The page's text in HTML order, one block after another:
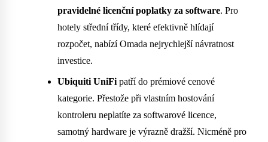
pravidelné licenční poplatky za software. Pro
hotely střední třídy, které efektivně hlídají
rozpočet, nabízí Omada nejrychlejší návratnost
investice.
Ubiquiti UniFi patří do prémiové cenové
kategorie. Přestože při vlastním hostování
kontroleru neplatíte za softwarové licence,
samotný hardware je výrazně dražší. Nicméně pro